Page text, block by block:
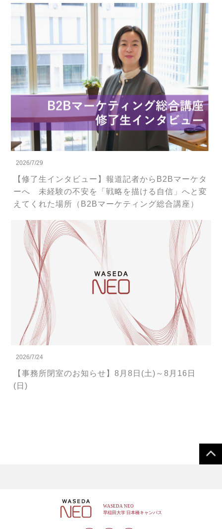
2026/7/29
【修了生インタビュー】報道記者からB2Bマーケタ
ーへ 未経験の不安を「戦略を描ける自信」へと変
えてくれた場所（B2Bマーケティング総合講座）
2026/7/24
【事務所閉室のお知らせ】8月8日(土)～8月16日
(日)